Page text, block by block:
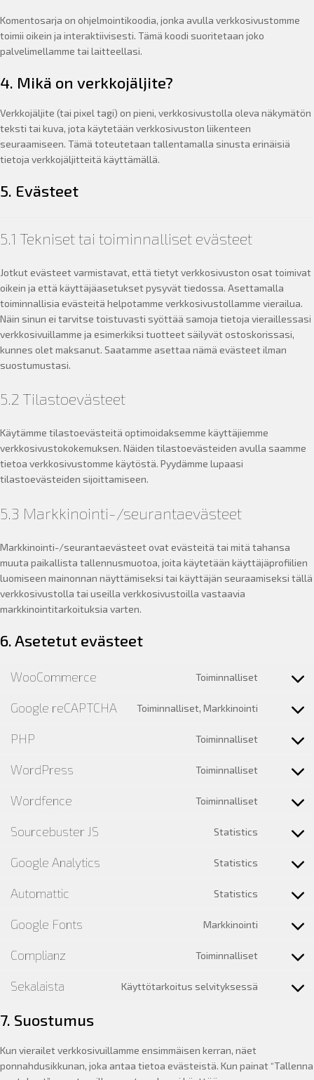
Komentosarja on ohjelmointikoodia, jonka avulla verkkosivustomme
toimii oikein ja interaktiivisesti. Tämä koodi suoritetaan joko
palvelimellamme tai laitteellasi.
4. Mikä on verkkojäljite?
Verkkojäljite (tai pixel tagi) on pieni, verkkosivustolla oleva näkymätön
teksti tai kuva, jota käytetään verkkosivuston liikenteen
seuraamiseen. Tämä toteutetaan tallentamalla sinusta erinäisiä
tietoja verkkojäljitteitä käyttämällä.
5. Evästeet
5.1 Tekniset tai toiminnalliset evästeet
Jotkut evästeet varmistavat, että tietyt verkkosivuston osat toimivat
oikein ja että käyttäjäasetukset pysyvät tiedossa. Asettamalla
toiminnallisia evästeitä helpotamme verkkosivustollamme vierailua.
Näin sinun ei tarvitse toistuvasti syöttää samoja tietoja vieraillessasi
verkkosivuillamme ja esimerkiksi tuotteet säilyvät ostoskorissasi,
kunnes olet maksanut. Saatamme asettaa nämä evästeet ilman
suostumustasi.
5.2 Tilastoevästeet
Käytämme tilastoevästeitä optimoidaksemme käyttäjiemme
verkkosivustokokemuksen. Näiden tilastoevästeiden avulla saamme
tietoa verkkosivustomme käytöstä. Pyydämme lupaasi
tilastoevästeiden sijoittamiseen.
5.3 Markkinointi-/seurantaevästeet
Markkinointi-/seurantaevästeet ovat evästeitä tai mitä tahansa
muuta paikallista tallennusmuotoa, joita käytetään käyttäjäprofiilien
luomiseen mainonnan näyttämiseksi tai käyttäjän seuraamiseksi tällä
verkkosivustolla tai useilla verkkosivustoilla vastaavia
markkinointitarkoituksia varten.
6. Asetetut evästeet
WooCommerce Toiminnalliset
Consent
service
Google reCAPTCHA Toiminnalliset, Markkinointi
Consent
service
recaptcha
PHP Toiminnalliset
Consent
service
WordPress Toiminnalliset
Consent
service
Wordfence Toiminnalliset
Consent
service
Sourcebuster JS Statistics
Consent
service
Google Analytics Statistics
Consent
service
analytics
Automattic Statistics
Consent
service
Google Fonts Markkinointi
Consent
service
Complianz Toiminnalliset
Consent
service
Sekalaista Käyttötarkoitus selvityksessä
Consent
7. Suostumus
Kun vierailet verkkosivuillamme ensimmäisen kerran, näet
ponnahdusikkunan, joka antaa tietoa evästeistä. Kun painat “Tallenna